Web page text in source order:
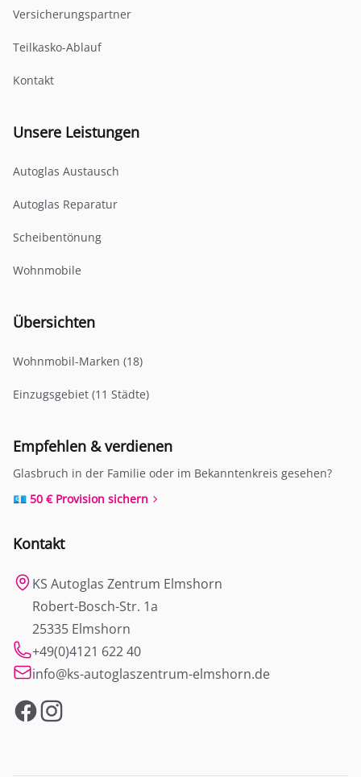
Versicherungspartner
Teilkasko-Ablauf
Kontakt
Unsere Leistungen
Autoglas Austausch
Autoglas Reparatur
Scheibentönung
Wohnmobile
Übersichten
Wohnmobil-Marken (18)
Einzugsgebiet (11 Städte)
Empfehlen & verdienen
Glasbruch in der Familie oder im Bekanntenkreis gesehen?
💶 50 € Provision sichern
Kontakt
KS Autoglas Zentrum Elmshorn
Robert-Bosch-Str. 1a
25335 Elmshorn
+49(0)4121 622 40
info@ks-autoglaszentrum-elmshorn.de
FacebookInstagram